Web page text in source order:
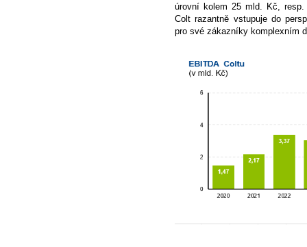
úrovní kolem 25 mld. Kč,
Colt razantně vstupuje do
pro své zákazníky komplexním